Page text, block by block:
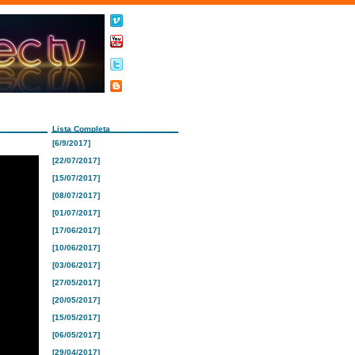
Lista Completa
[6/9/2017]
[22/07/2017]
[15/07/2017]
[08/07/2017]
[01/07/2017]
[17/06/2017]
[10/06/2017]
[03/06/2017]
[27/05/2017]
[20/05/2017]
[15/05/2017]
[06/05/2017]
[29/04/2017]